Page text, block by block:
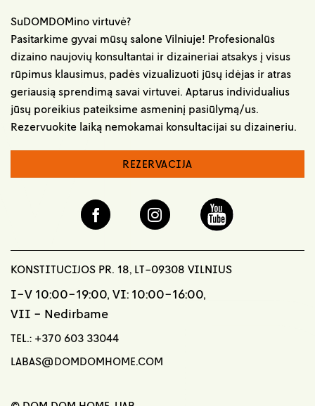
SuDOMDOMino virtuvė?
Pasitarkime gyvai mūsų salone Vilniuje! Profesionalūs
dizaino naujovių konsultantai ir dizaineriai atsakys į visus
rūpimus klausimus, padės vizualizuoti jūsų idėjas ir atras
geriausią sprendimą savai virtuvei. Aptarus individualius
jūsų poreikius pateiksime asmeninį pasiūlymą/us.
Rezervuokite laiką nemokamai konsultacijai su dizaineriu.
REZERVACIJA
KONSTITUCIJOS PR. 18, LT-09308 VILNIUS
I-V 10:00-19:00, VI: 10:00-16:00,
VII - Nedirbame
TEL.: +370 603 33044
LABAS@DOMDOMHOME.COM